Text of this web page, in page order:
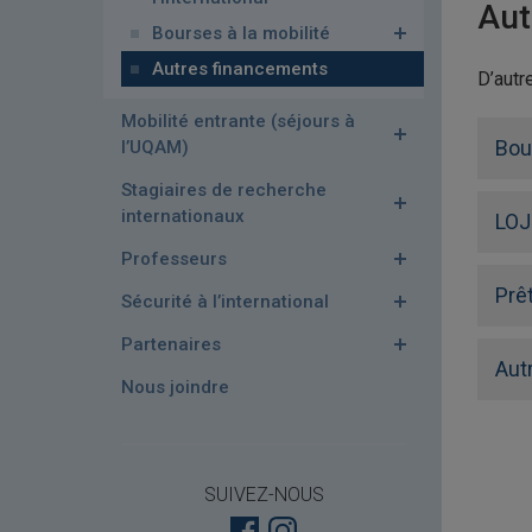
Bourses à la mobilité
Autres financements
Mobilité entrante (séjours à
l’UQAM)
Stagiaires de recherche
internationaux
Professeurs
Sécurité à l’international
Partenaires
Nous joindre
SUIVEZ-NOUS